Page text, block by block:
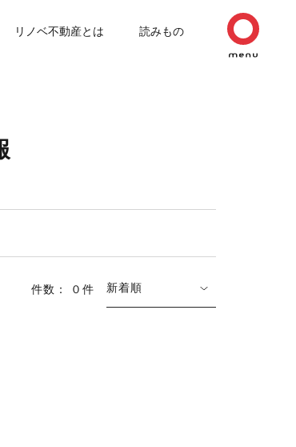
リノベ不動産とは 読みもの
件数： ０件 新着順